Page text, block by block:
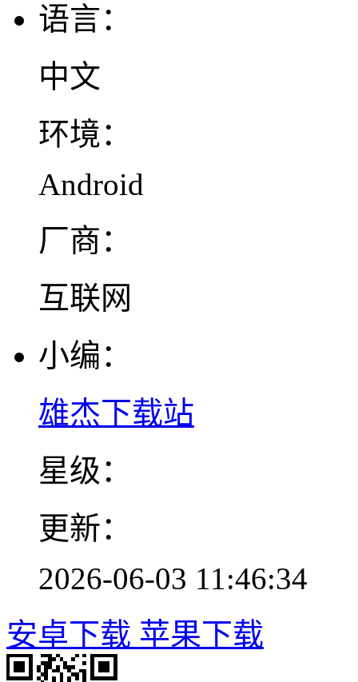
语言：
中文
环境：
Android
厂商：
互联网
小编：
雄杰下载站
星级：
更新：
2026-06-03 11:46:34
安卓下载 苹果下载